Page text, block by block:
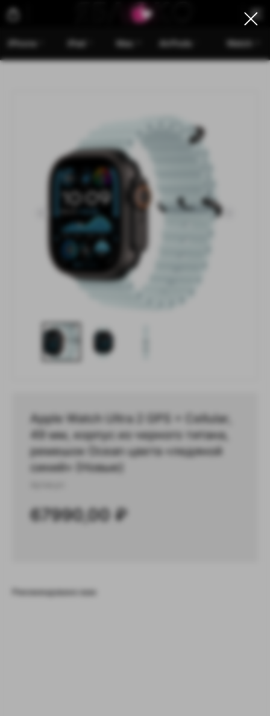
iPhone iPad Mac AirPods Watch
Apple Watch Ultra 2 GPS + Cellular,
49 мм, корпус из черного титана,
ремешок Ocean цвета «‎ледяной
синий» (Новые)
67990,00 ₽
Рекомендовано вам